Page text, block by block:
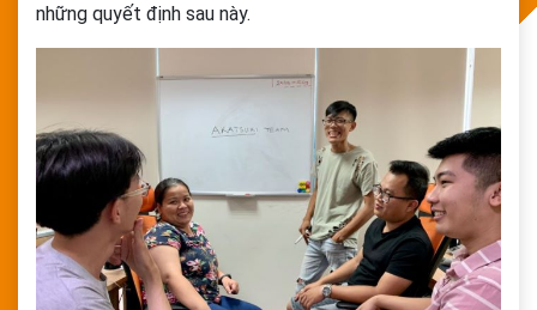
những quyết định sau này.